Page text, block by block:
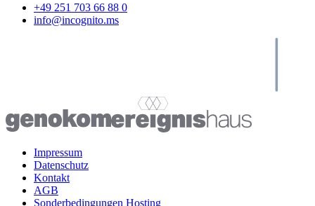
+49 251 703 66 88 0
info@incognito.ms
Impressum
Datenschutz
Kontakt
AGB
Sonderbedingungen Hosting